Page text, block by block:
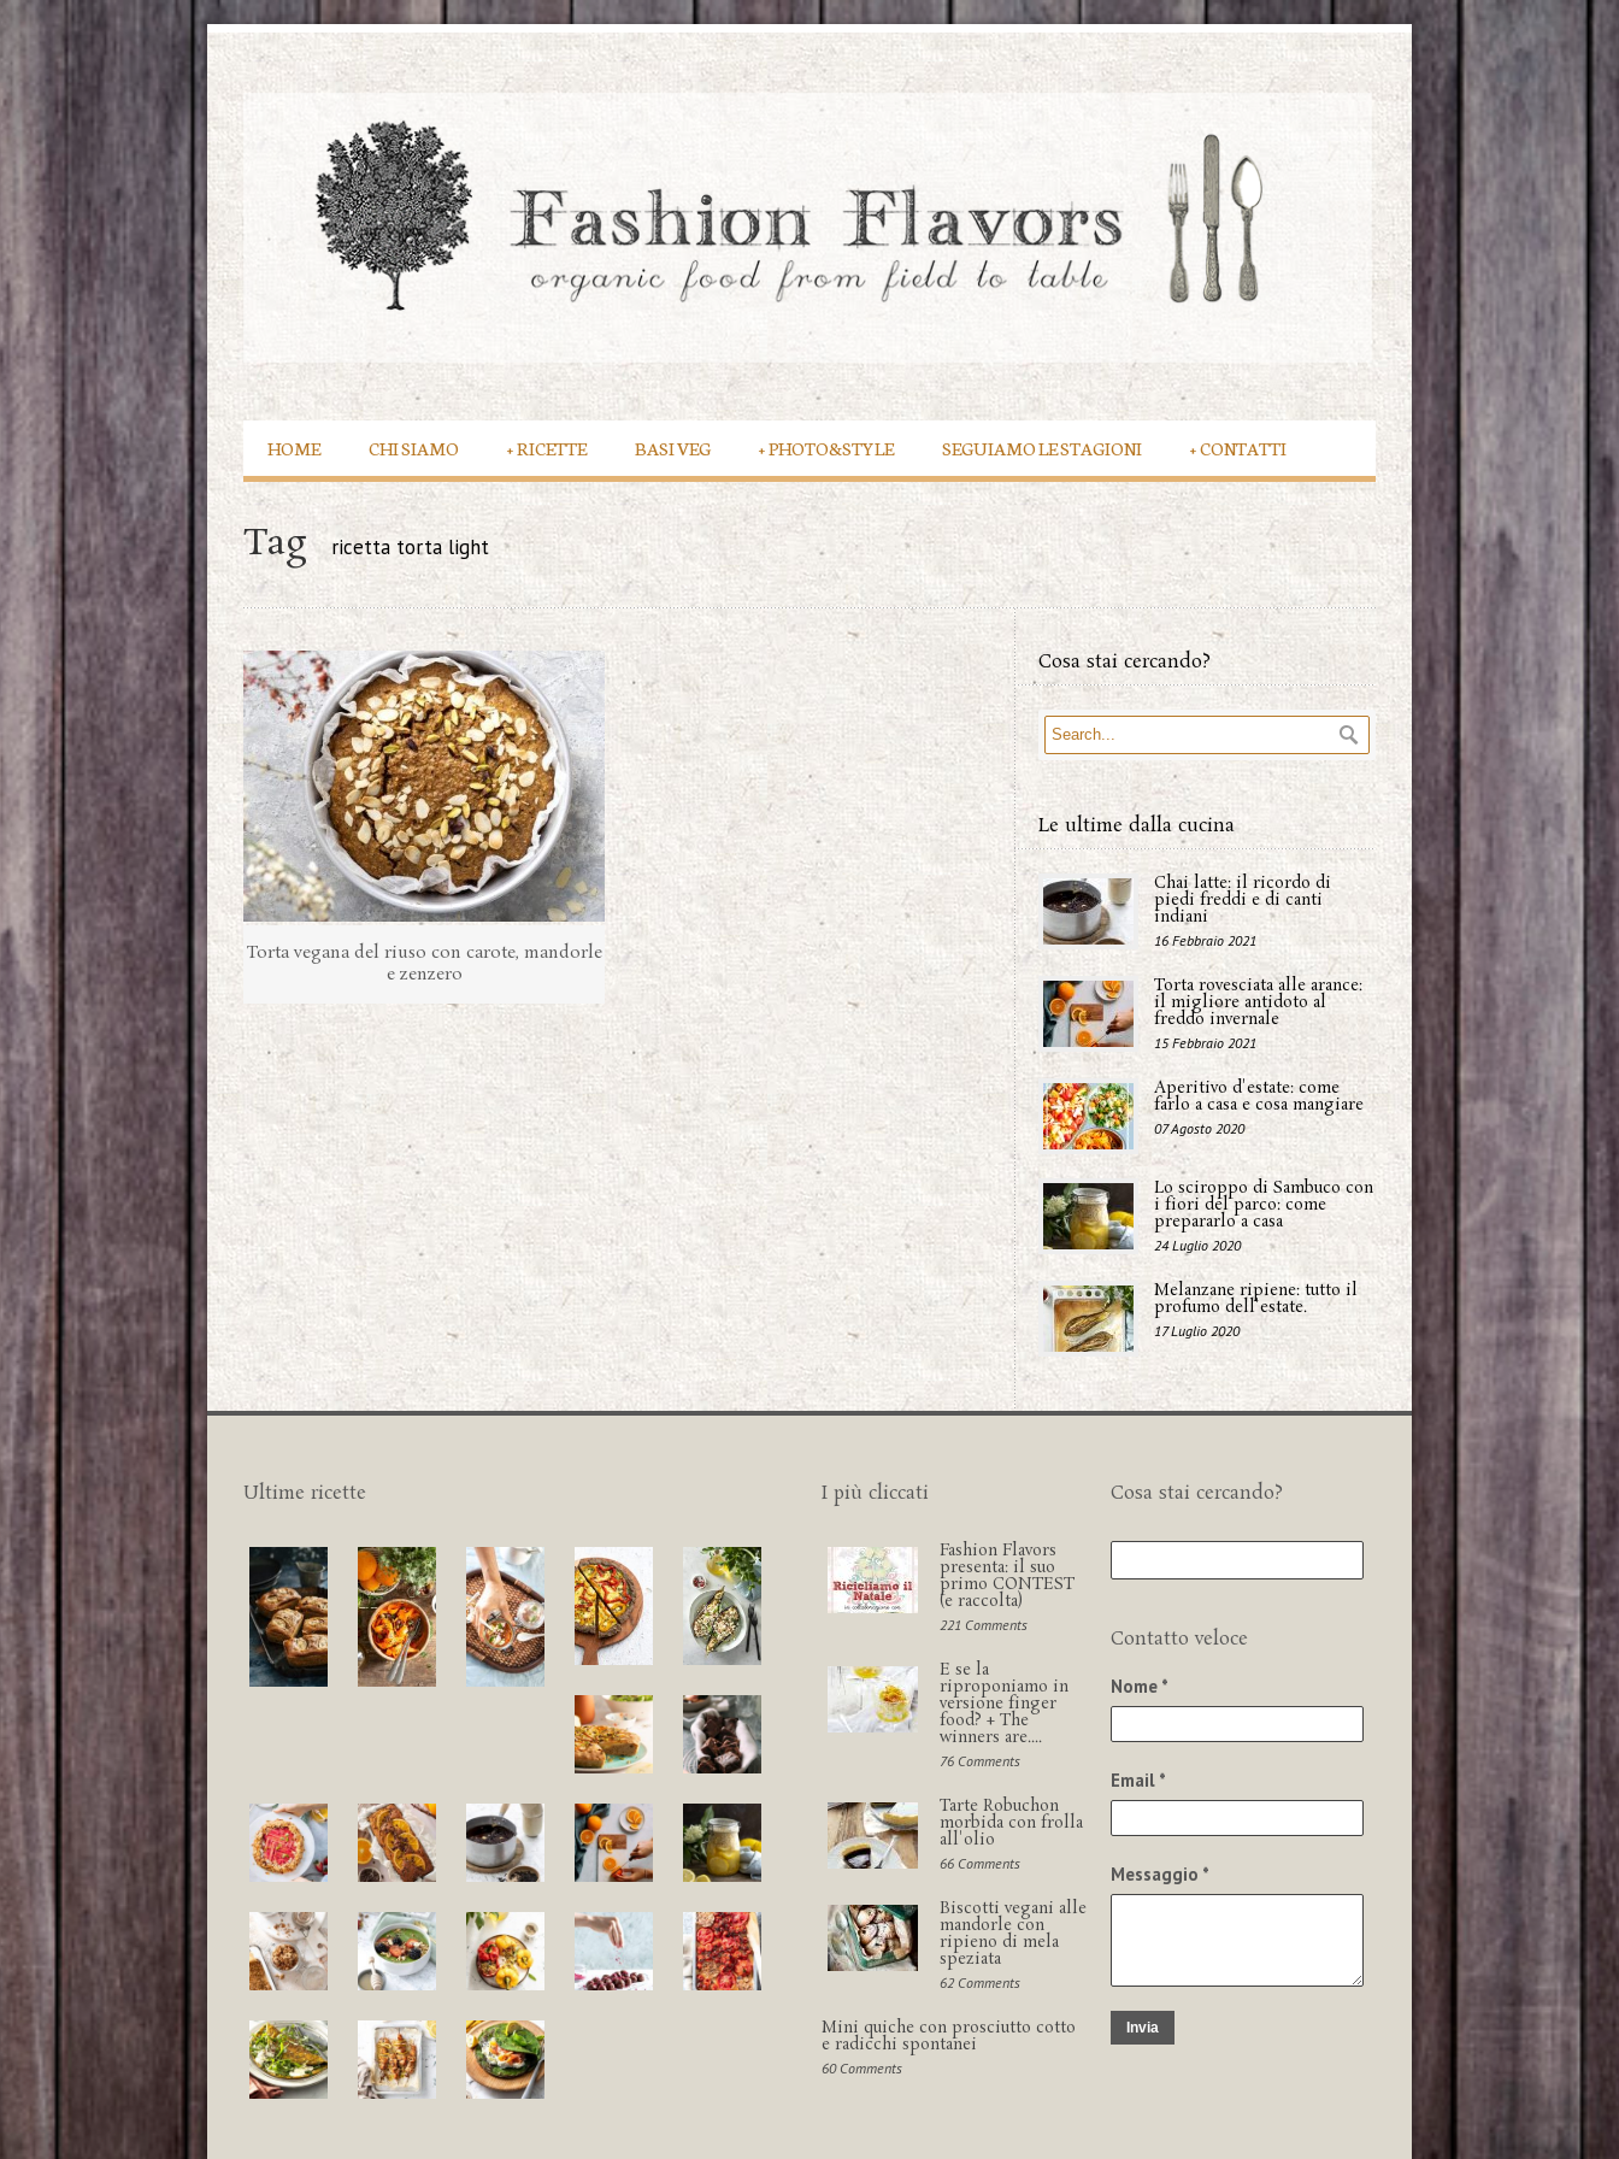
HOME CHI SIAMO RICETTE
+ BASI VEG PHOTO&STYLE
+ SEGUIAMO LE STAGIONI CONTATTI
+
Tag ricetta torta light
Torta vegana del riuso con carote, mandorle
e zenzero
Cosa stai cercando?
Le ultime dalla cucina
Chai latte: il ricordo di
piedi freddi e di canti
indiani
16 Febbraio 2021
Torta rovesciata alle arance:
il migliore antidoto al
freddo invernale
15 Febbraio 2021
Aperitivo d'estate: come
farlo a casa e cosa mangiare
07 Agosto 2020
Lo sciroppo di Sambuco con
i fiori del parco: come
prepararlo a casa
24 Luglio 2020
Melanzane ripiene: tutto il
profumo dell'estate.
17 Luglio 2020
Ultime ricette I più cliccati
Fashion Flavors
presenta: il suo
primo CONTEST
(e raccolta)
221 Comments
E se la
riproponiamo in
versione finger
food? + The
winners are....
76 Comments
Tarte Robuchon
morbida con frolla
all'olio
66 Comments
Biscotti vegani alle
mandorle con
ripieno di mela
speziata
62 Comments
Mini quiche con prosciutto cotto
e radicchi spontanei
60 Comments
Cosa stai cercando?
Contatto veloce
Nome *
Email *
Messaggio *
Invia